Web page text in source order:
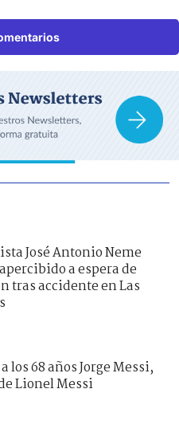
José Antonio Neme
a espera de
tras accidente en Las
los 68 años Jorge Messi,
Lionel Messi